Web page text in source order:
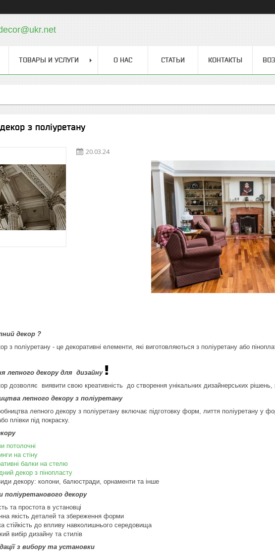
ТОВАРЫ И УСЛУГИ О НАС СТАТЬИ КОНТАКТЫ
з поліуретану
20.03.24
декор ?
з поліуретану - це декоративні елементи, які виготовляються з поліуретану або
лепного декору для дизайну
дозволяє виявити свою креативність до створення унікальних дизайнерських рішень,
лепного декору з поліуретану
лепного декору з поліуретану включає підготовку форм, лиття поліуретану у
плівки під покраску.
потолочні
на стіну
балки на стелю
декор з пінопласту
декору: колони, балюстради, орнаменти та інше
поліуретанового декору
та простота в установці
якість деталей та збереження форми
стійкість до впливу навколишнього середовища
вибір дизайну та стилів
з вибору та установки